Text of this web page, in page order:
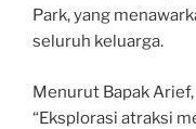
Park, yang
seluruh keluarga.
Menurut Bapak
“Eksplorasi atraksi